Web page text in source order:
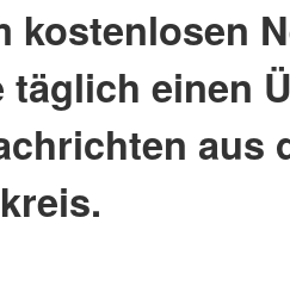
kostenlosen
täglich einen
aus